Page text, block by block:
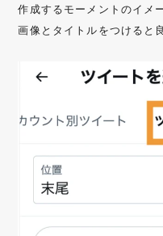
作成するモーメントのイメ
画像とタイトルをつけると